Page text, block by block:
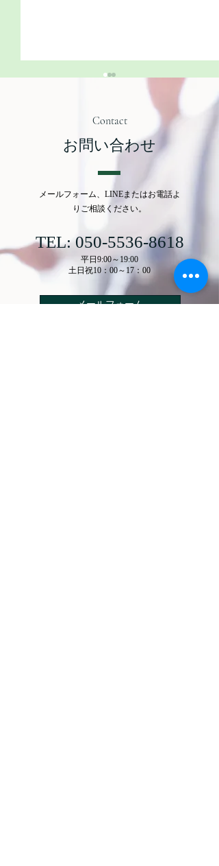
相続登記義務化！～いよ
いよ本日4/1より義務化ス
Contact
お問い合わせ
メールフォーム、LINEまたはお電話よ
りご相談ください。
TEL:050-5536-8618
平日9:00～19:00
​土日祝10：00～17：00
メールフォーム